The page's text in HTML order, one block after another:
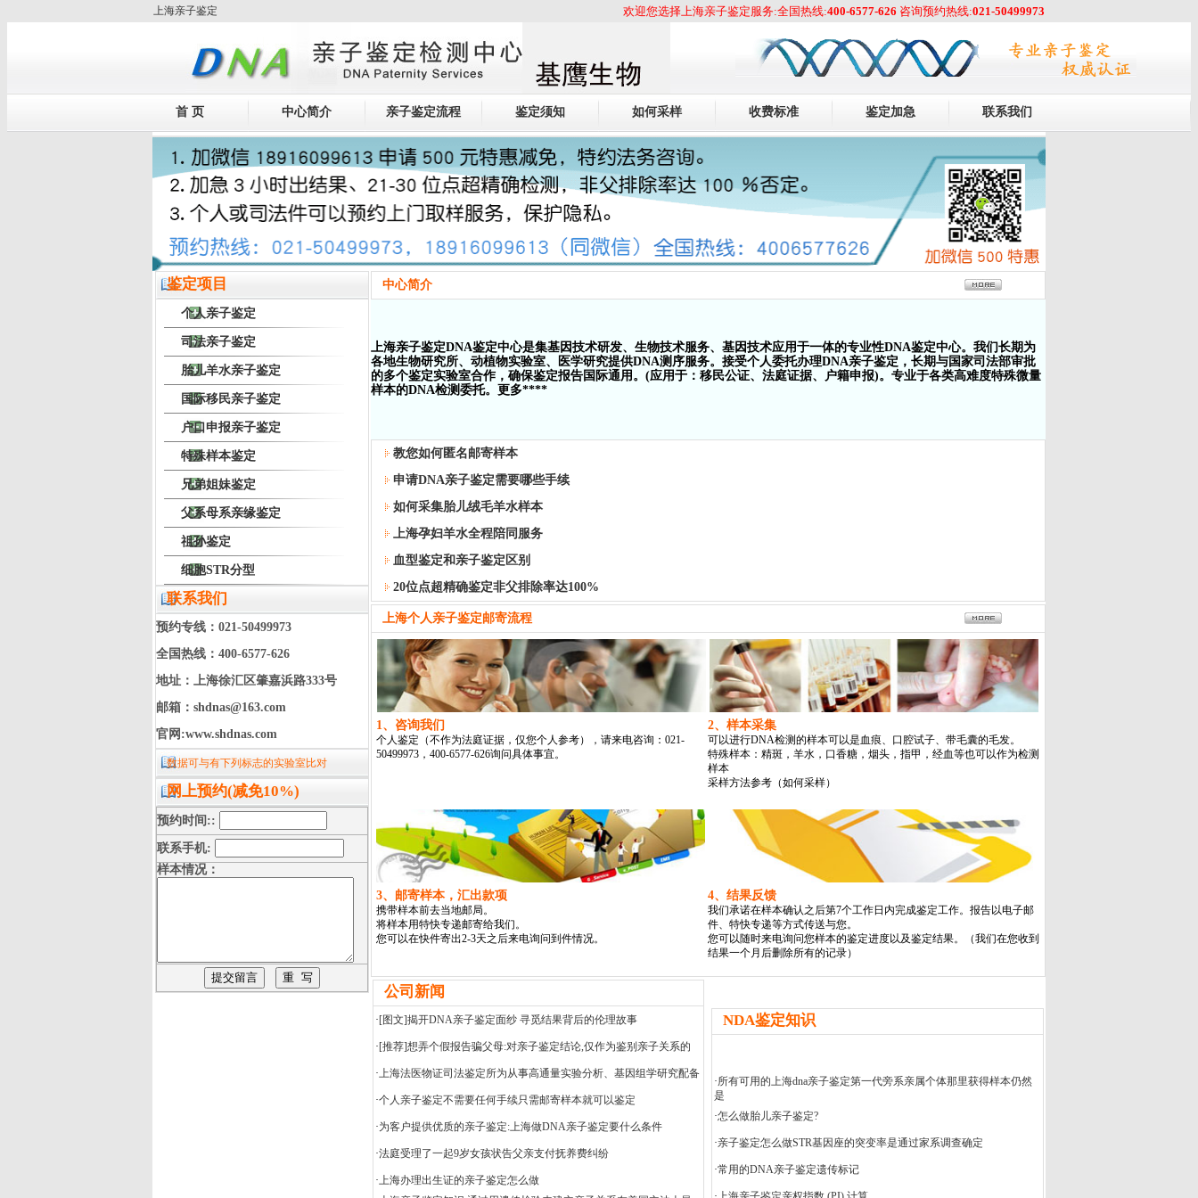
上海亲子鉴定 欢迎您选择上海亲子鉴定服务:全国热线:400-6577-626 咨询预约热线:021-50499973
首 页 中心简介 亲子鉴定流程 鉴定须知 如何采样 收费标准 鉴定加急 联系我们
鉴定项目
个人亲子鉴定
司法亲子鉴定
胎儿羊水亲子鉴定
国际移民亲子鉴定
户口申报亲子鉴定
特殊样本鉴定
兄弟姐妹鉴定
父系母系亲缘鉴定
祖孙鉴定
细胞STR分型
联系我们
预约专线：021-50499973
全国热线：400-6577-626
地址：上海徐汇区肇嘉浜路333号
邮箱：shdnas@163.com
官网:www.shdnas.com
数据可与有下列标志的实验室比对
网上预约(减免10%)
预约时间::
联系手机:
样本情况：
中心简介
上海亲子鉴定DNA鉴定中心是集基因技术研发、生物技术服务、基因技术应用于一体的专业性DNA鉴定中心。我们长期为
各地生物研究所、动植物实验室、医学研究提供DNA测序服务。接受个人委托办理DNA亲子鉴定，长期与国家司法部审批
的多个鉴定实验室合作，确保鉴定报告国际通用。(应用于：移民公证、法庭证据、户籍申报)。专业于各类高难度特殊微量
样本的DNA检测委托。更多****
教您如何匿名邮寄样本
申请DNA亲子鉴定需要哪些手续
如何采集胎儿绒毛羊水样本
上海孕妇羊水全程陪同服务
血型鉴定和亲子鉴定区别
20位点超精确鉴定非父排除率达100%
上海个人亲子鉴定邮寄流程
1、咨询我们
个人鉴定（不作为法庭证据，仅您个人参考），请来电咨询：021-
50499973，400-6577-626询问具体事宜。
2、样本采集
可以进行DNA检测的样本可以是血痕、口腔试子、带毛囊的毛发。
特殊样本：精斑，羊水，口香糖，烟头，指甲，经血等也可以作为检测
样本
采样方法参考（如何采样）
3、邮寄样本，汇出款项
携带样本前去当地邮局。
将样本用特快专递邮寄给我们。
您可以在快件寄出2-3天之后来电询问到件情况。
4、结果反馈
我们承诺在样本确认之后第7个工作日内完成鉴定工作。报告以电子邮
件、特快专递等方式传送与您。
您可以随时来电询问您样本的鉴定进度以及鉴定结果。（我们在您收到
结果一个月后删除所有的记录）
公司新闻
·[图文]揭开DNA亲子鉴定面纱 寻觅结果背后的伦理故事
·[推荐]想弄个假报告骗父母:对亲子鉴定结论,仅作为鉴别亲子关系的
·上海法医物证司法鉴定所为从事高通量实验分析、基因组学研究配备
·个人亲子鉴定不需要任何手续只需邮寄样本就可以鉴定
·为客户提供优质的亲子鉴定:上海做DNA亲子鉴定要什么条件
·法庭受理了一起9岁女孩状告父亲支付抚养费纠纷
·上海办理出生证的亲子鉴定怎么做
NDA鉴定知识
·所有可用的上海dna亲子鉴定第一代旁系亲属个体那里获得样本仍然
是
·怎么做胎儿亲子鉴定?
·亲子鉴定怎么做STR基因座的突变率是通过家系调查确定
·常用的DNA亲子鉴定遗传标记